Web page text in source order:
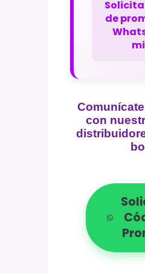
de
con